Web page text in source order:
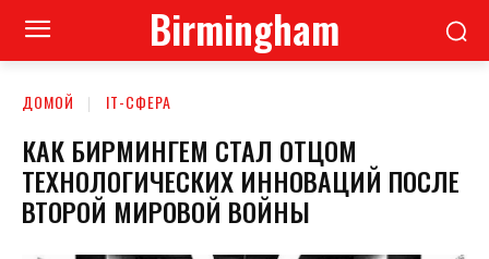
Birmingham
ДОМОЙ ІТ-СФЕРА
КАК БИРМИНГЕМ СТАЛ ОТЦОМ
ТЕХНОЛОГИЧЕСКИХ ИННОВАЦИЙ ПОСЛЕ
ВТОРОЙ МИРОВОЙ ВОЙНЫ